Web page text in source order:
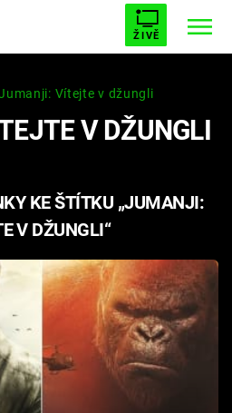
ŽIVĚ
PŘEMOŽITELKA UPÍRŮ
AVENGERS 5
Vítejte v džungli
V DŽUNGLI
KE ŠTÍTKU „JUMANJI:
V DŽUNGLI“